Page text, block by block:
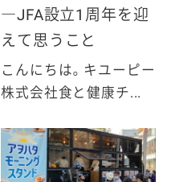
―JFA設立1周年を迎
えて思うこと
こんにちは。キユーピー
株式会社食と健康チ...